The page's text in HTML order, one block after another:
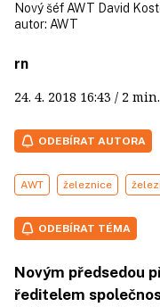
Nový šéf AWT David
autor: AWT
rn
24. 4. 2018 16:43 / 2
ODEBÍRAT AUTORA
AWT železnice
ODEBÍRAT TÉMA
Novým předsedou
ředitelem